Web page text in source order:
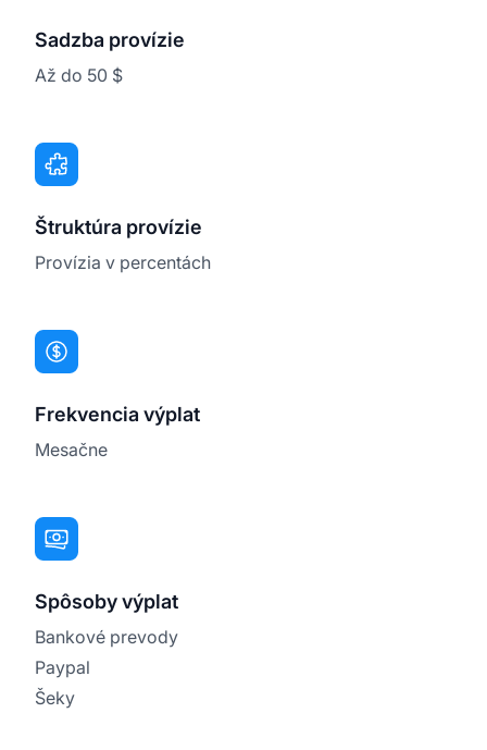
Sadzba provízie
Až do 50 $
Štruktúra provízie
Provízia v percentách
Frekvencia výplat
Mesačne
Spôsoby výplat
Bankové prevody
Paypal
Šeky